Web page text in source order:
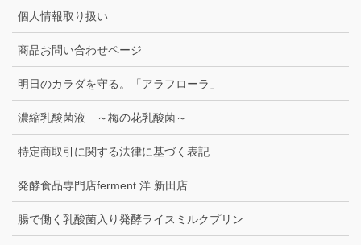
個人情報取り扱い
商品お問い合わせページ
明日のカラダを守る。「アラフローラ」
濃縮乳酸菌液 ～梅の花乳酸菌～
特定商取引に関する法律に基づく表記
発酵食品専門店ferment.洋 新田店
腸で働く乳酸菌入り発酵ライスミルクプリン